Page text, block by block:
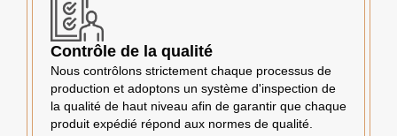
Contrôle de la qualité
Nous contrôlons strictement chaque processus de
production et adoptons un système d'inspection de
la qualité de haut niveau afin de garantir que chaque
produit expédié répond aux normes de qualité.